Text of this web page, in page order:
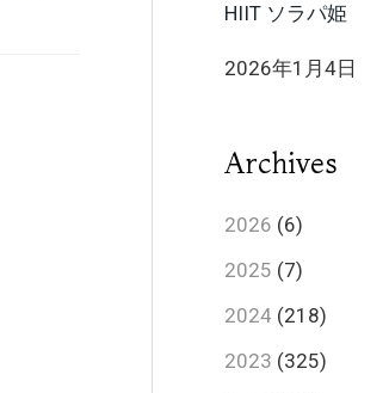
HIIT ソラパ姫
2026年1月4日
Archives
2026 (6)
2025 (7)
2024 (218)
2023 (325)